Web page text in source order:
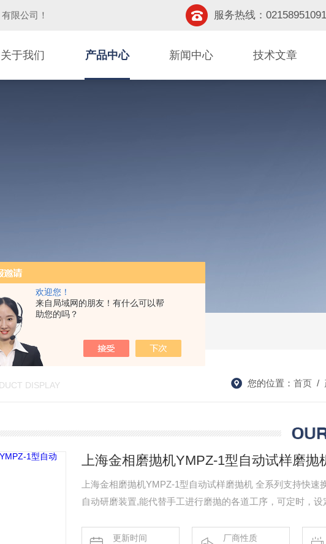
欢迎您！
来自局域网的朋友！有什么可以帮
助您的吗？
限公司 ！ 服务热线：02158951091
关于我们 产品中心 新闻中心 技术文章
DISPLAY 您的位置： 首页 /
上海金相磨抛机YMPZ-1型自动试样磨抛
上海金相磨抛机YMPZ-1型自动试样磨抛机 全系列支持快速
自动研磨装置,能代替手工进行磨抛的各道工序，可定时，
更新时间
厂商性质